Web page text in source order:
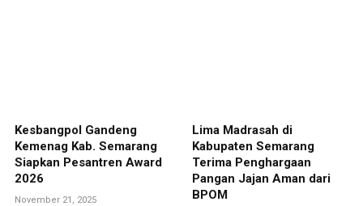
Kesbangpol Gandeng
Kemenag Kab. Semarang
Siapkan Pesantren Award
2026
November 21, 2025
Lima Madrasah di
Kabupaten Semarang
Terima Penghargaan
Pangan Jajan Aman dari
BPOM